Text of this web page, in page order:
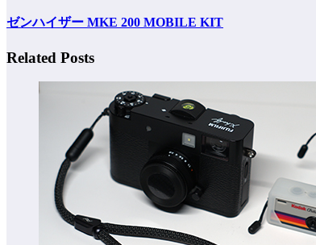
ゼンハイザー MKE 200 MOBILE KIT
Related Posts